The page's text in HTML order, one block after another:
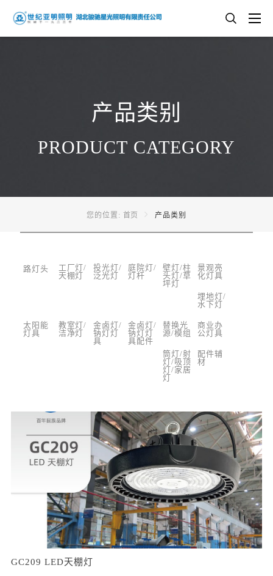
产品类别
PRODUCT CATEGORY
您的位置: 首页 产品类别
路灯头
工厂灯/
天棚灯
投光灯/
泛光灯
庭院灯/
灯杆
壁灯/柱
头灯/草
坪灯
景观亮
化灯具
埋地灯/
水下灯
太阳能
灯具
教室灯/
洁净灯
金卤灯/
钠灯灯
具
金卤灯/
钠灯灯
具配件
替换光
源/模组
商业办
公灯具
筒灯/射
灯/吸顶
灯/家居
灯
配件辅
材
GC209 LED天棚灯